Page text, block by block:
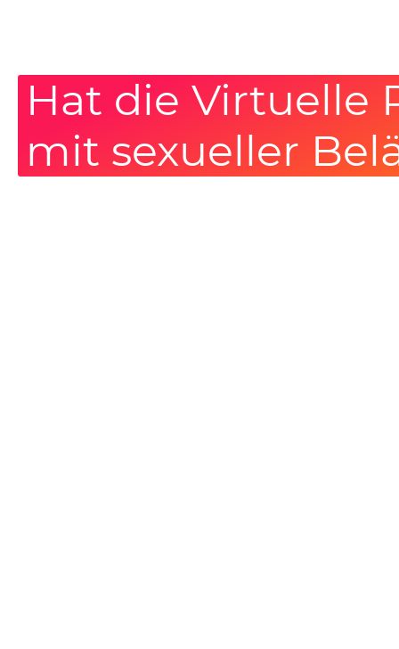
Hat die Virtuelle
mit sexueller